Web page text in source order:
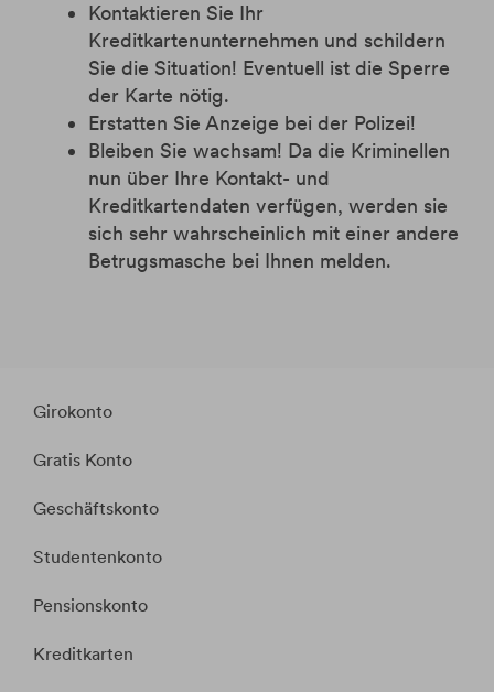
Kontaktieren Sie Ihr
Kreditkartenunternehmen und schildern
Sie die Situation! Eventuell ist die Sperre
der Karte nötig.
Erstatten Sie Anzeige bei der Polizei!
Bleiben Sie wachsam! Da die Kriminellen
nun über Ihre Kontakt- und
Kreditkartendaten verfügen, werden sie
sich sehr wahrscheinlich mit einer andere
Betrugsmasche bei Ihnen melden.
Girokonto
Gratis Konto
Geschäftskonto
Studentenkonto
Pensionskonto
Kreditkarten